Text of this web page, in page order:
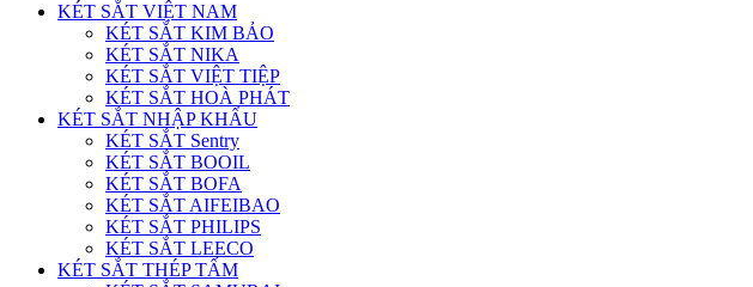
KÉT SẮT VIỆT NAM
KÉT SẮT KIM BẢO
KÉT SẮT NIKA
KÉT SẮT VIỆT TIỆP
KÉT SẮT HOÀ PHÁT
KÉT SẮT NHẬP KHẨU
KÉT SẮT Sentry
KÉT SẮT BOOIL
KÉT SẮT BOFA
KÉT SẮT AIFEIBAO
KÉT SẮT PHILIPS
KÉT SẮT LEECO
KÉT SẮT THÉP TẤM